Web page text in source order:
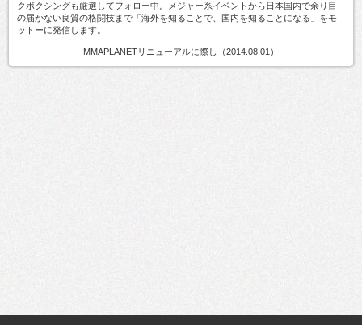
クボクシングも厳選してフォロー中。メジャー系イベントから日本国内で余り目
の届かない良質の格闘技まで「海外を知ることで、国内を知ることになる」をモ
ットーに発信します。
MMAPLANETリニューアルに際し（2014.08.01）